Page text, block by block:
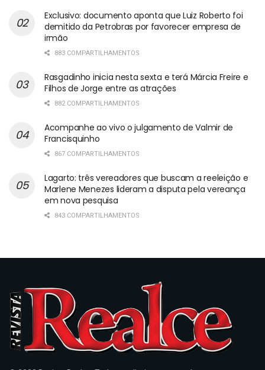
Exclusivo: documento aponta que Luiz Roberto foi
demitido da Petrobras por favorecer empresa de
irmão
883 COMPARTILHAMENTOS
Rasgadinho inicia nesta sexta e terá Márcia Freire e
Filhos de Jorge entre as atrações
882 COMPARTILHAMENTOS
Acompanhe ao vivo o julgamento de Valmir de
Francisquinho
867 COMPARTILHAMENTOS
Lagarto: três vereadores que buscam a reeleição e
Marlene Menezes lideram a disputa pela vereança
em nova pesquisa
843 COMPARTILHAMENTOS